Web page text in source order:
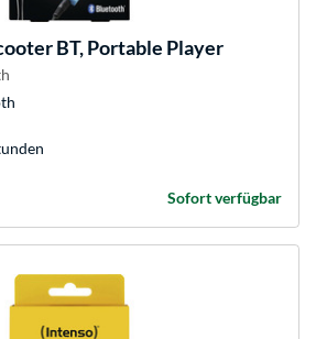
BT, Portable Player
Sofort verfügbar